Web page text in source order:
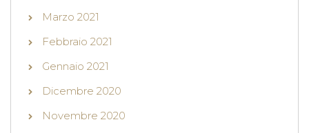
Marzo 2021
Febbraio 2021
Gennaio 2021
Dicembre 2020
Novembre 2020